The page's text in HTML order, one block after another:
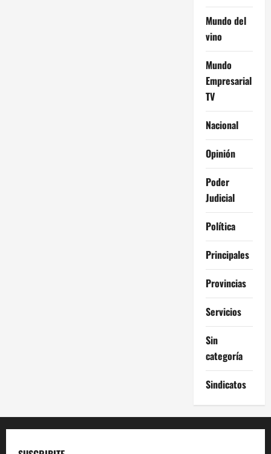
Mundo del
vino
Mundo
Empresarial
TV
Nacional
Opinión
Poder
Judicial
Política
Principales
Provincias
Servicios
Sin
categoría
Sindicatos